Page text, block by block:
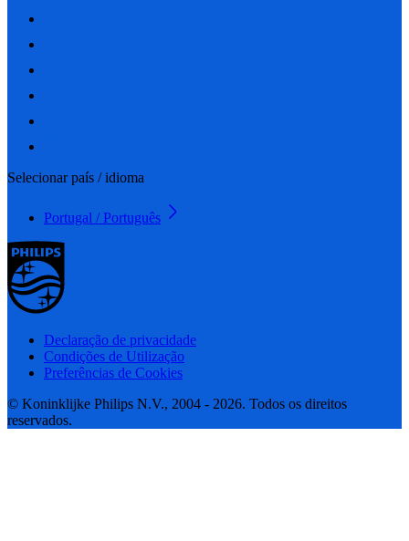
Selecionar país / idioma
Portugal / Português
Declaração de privacidade
Condições de Utilização
Preferências de Cookies
© Koninklijke Philips N.V., 2004 - 2026. Todos os direitos
reservados.